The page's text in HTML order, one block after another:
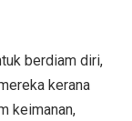
berdiam diri,
kerana
keimanan,